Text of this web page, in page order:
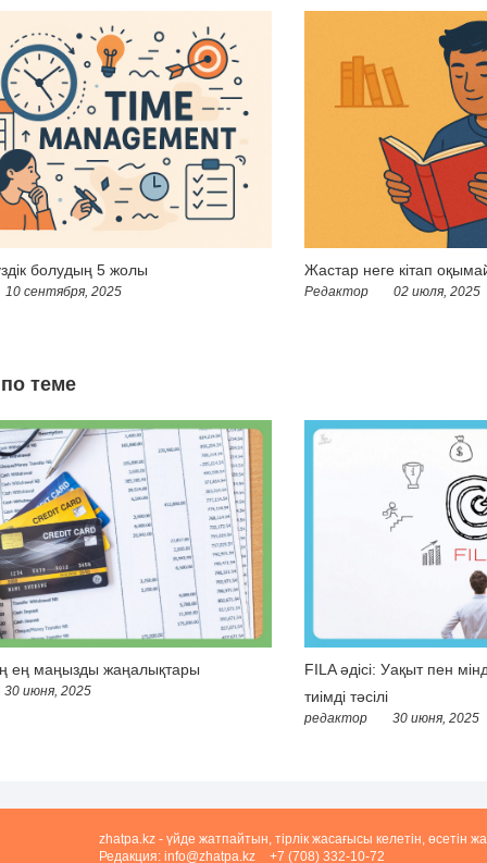
болудың 5 жолы
10 сентября, 2025
Жастар неге кітап
Редактор 02 июля, 2025
теме
ең маңызды жаңалықтары
30 июня, 2025
FILA әдісі: Уақыт пен
тиімді тәсілі
редактор 30 июня, 2025
zhatpa.kz - үйде жатпайтын, тірлік жасағысы келетін, өсетін
Редакция:info@zhatpa.kz +7 (708) 332-10-72